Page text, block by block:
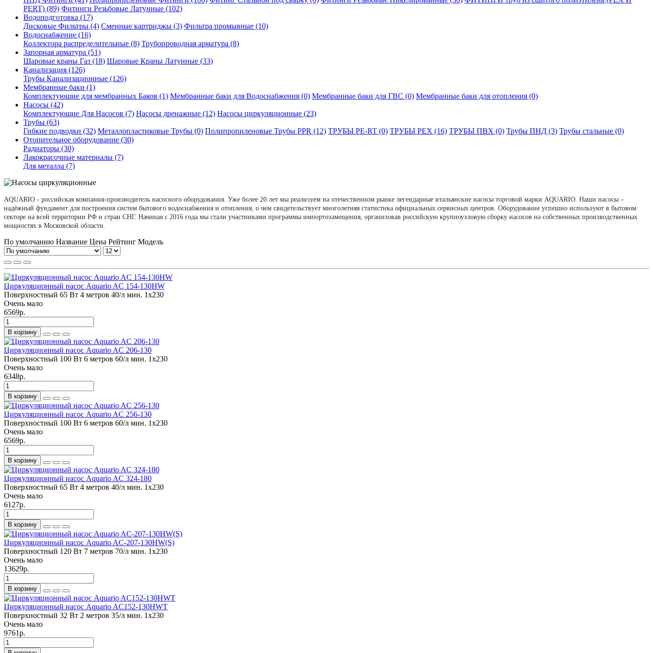
PERT) (89) Фитинги Резьбовые Латунные (102)
Водоподготовка (17)
Дисковые Фильтры (4) Сменные картриджы (3) Фильтра промывные (10)
Водоснабжение (16)
Коллектора распределительные (8) Трубопроводная арматура (8)
Запорная арматура (51)
Шаровые краны Газ (18) Шаровые Краны Латунные (33)
Канализация (126)
Трубы Канализационные (126)
Мембранные баки (1)
Комплектующие для мембранных Баков (1) Мембранные баки для Водоснабжения (0) Мембранные баки для ГВС (0) Мембранные баки для отопления (0)
Насосы (42)
Комплектующие Для Насосов (7) Насосы дренажные (12) Насосы циркуляционные (23)
Трубы (63)
Гибкие подводки (32) Металлопластиковые Трубы (0) Полипропиленовые Трубы PPR (12) ТРУБЫ PE-RT (0) ТРУБЫ PEX (16) ТРУБЫ ПВХ (0) Трубы ПНД (3) Трубы стальные (0)
Отопительное оборудование (30)
Радиаторы (30)
Лакокрасочные материалы (7)
Для металла (7)
AQUARIO - российская компания-производитель насосного оборудования. Уже более 20 лет мы реализуем на отечественном рынке легендарные итальянские насосы торговой марки AQUARIO. Наши насосы –
надёжный фундамент для построения систем бытового водоснабжения и отопления, о чем свидетельствует многолетняя статистика официальных сервисных центров. Оборудование успешно используют в бытовом
секторе на всей территории РФ и стран СНГ. Начиная с 2016 года мы стали участниками программы импортозамещения, организовав российскую крупноузловую сборку насосов на собственных производственных
мощностях в Московской области.
По умолчанию Название Цена Рейтинг Модель
Циркуляционный насос Aquario AC 154-130HW
Поверхностный 65 Вт 4 метров 40/л мин. 1x230
Очень мало
6569р.
В корзину
Циркуляционный насос Aquario AC 206-130
Поверхностный 100 Вт 6 метров 60/л мин. 1x230
Очень мало
6348р.
В корзину
Циркуляционный насос Aquario AC 256-130
Поверхностный 100 Вт 6 метров 60/л мин. 1x230
Очень мало
6569р.
В корзину
Циркуляционный насос Aquario AC 324-180
Поверхностный 65 Вт 4 метров 40/л мин. 1x230
Очень мало
6127р.
В корзину
Циркуляционный насос Aquario AC-207-130HW(S)
Поверхностный 120 Вт 7 метров 70/л мин. 1x230
Очень мало
13629р.
В корзину
Циркуляционный насос Aquario AC152-130HWT
Поверхностный 32 Вт 2 метров 35/л мин. 1x230
Очень мало
9761р.